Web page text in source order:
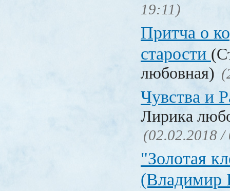
19:11)
Притча о
старости
любовная)
Чувства и
Лирика
(02.02.2018 /
"Золотая
(Владимир